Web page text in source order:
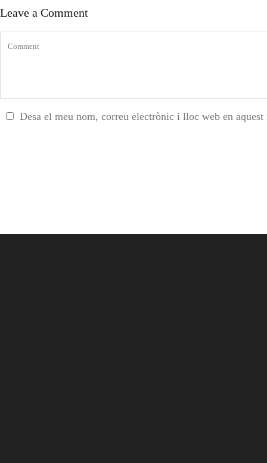
Leave a Comment
Desa el meu nom, correu electrònic i lloc web en